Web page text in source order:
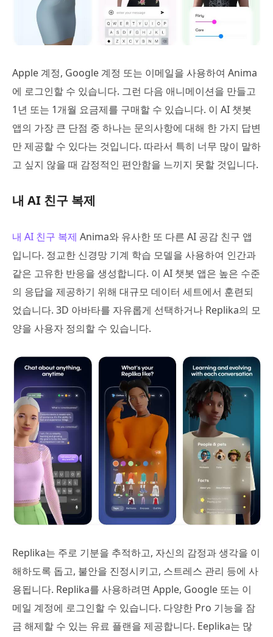
Apple 계정, Google 계정 또는 이메일을 사용하여 Anima
에 로그인할 수 있습니다. 그런 다음 애니메이션을 만들고
1년 또는 1개월 요금제를 구매할 수 있습니다. 이 AI 챗봇
앱의 가장 큰 단점 중 하나는 문의사항에 대해 한 가지 답변
만 제공할 수 있다는 것입니다. 따라서 특히 너무 많이 말하
고 싶지 않을 때 감정적인 편안함을 느끼지 못할 것입니다.
내 AI 친구 복제
내 AI 친구 복제 Anima와 유사한 또 다른 AI 공감 친구 앱
입니다. 정교한 신경망 기계 학습 모델을 사용하여 인간과
같은 고유한 반응을 생성합니다. 이 AI 챗봇 앱은 높은 수준
의 응답을 제공하기 위해 대규모 데이터 세트에서 훈련되
었습니다. 3D 아바타를 자유롭게 선택하거나 Replika의 모
양을 사용자 정의할 수 있습니다.
Replika는 주로 기분을 추적하고, 자신의 감정과 생각을 이
해하도록 돕고, 불안을 진정시키고, 스트레스 관리 등에 사
용됩니다. Replika를 사용하려면 Apple, Google 또는 이
메일 계정에 로그인할 수 있습니다. 다양한 Pro 기능을 잠
금 해제할 수 있는 유료 플랜을 제공합니다. Eeplika는 많